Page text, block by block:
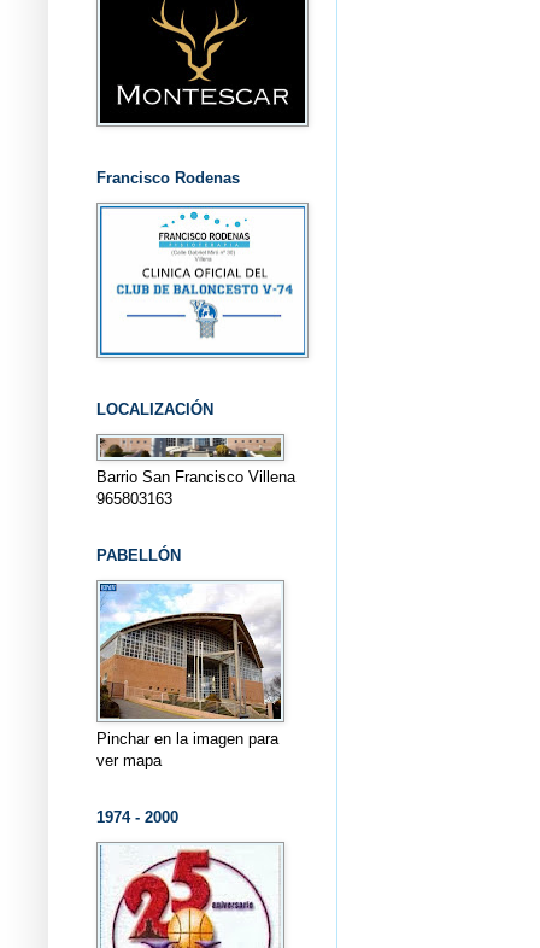
Francisco Rodenas
LOCALIZACIÓN
Barrio San Francisco Villena
965803163
PABELLÓN
Pinchar en la imagen para
ver mapa
1974 - 2000